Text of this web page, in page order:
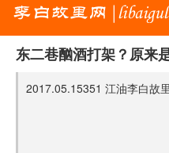
东二巷酗酒打架？原来
2017.05.15351 江油李白故